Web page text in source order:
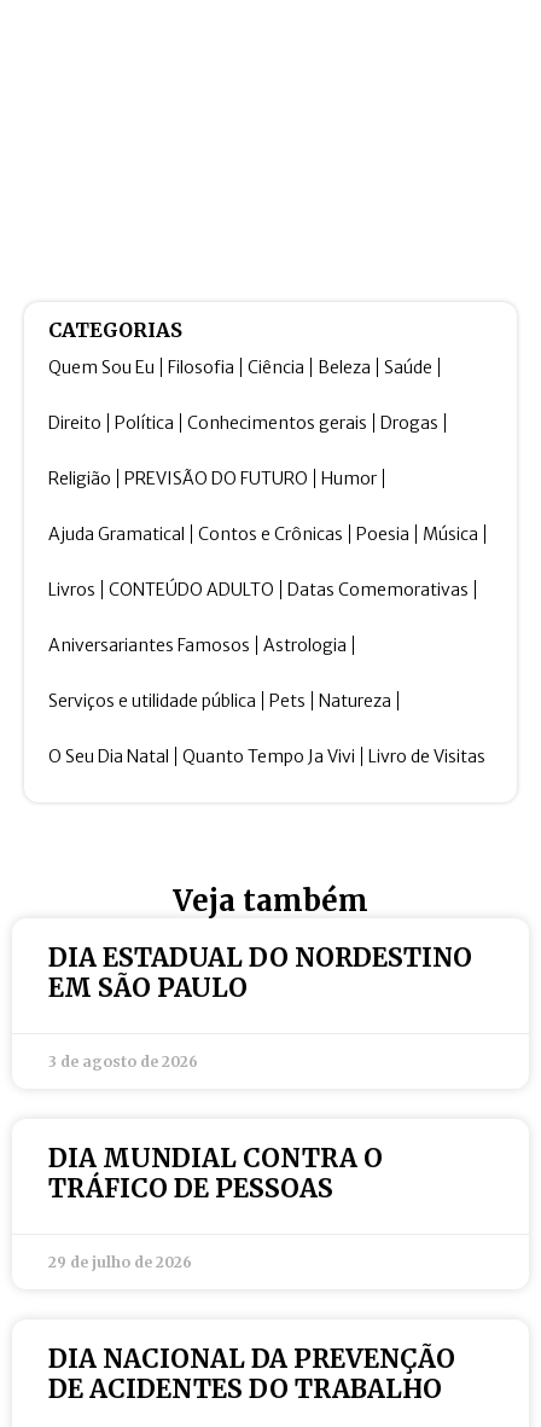
CATEGORIAS
Quem Sou Eu Filosofia Ciência Beleza Saúde
Direito Política Conhecimentos gerais Drogas
Religião PREVISÃO DO FUTURO Humor
Ajuda Gramatical Contos e Crônicas Poesia Música
Livros CONTEÚDO ADULTO Datas Comemorativas
Aniversariantes Famosos Astrologia
Serviços e utilidade pública Pets Natureza
O Seu Dia Natal Quanto Tempo Ja Vivi Livro de Visitas
Veja também
DIA ESTADUAL DO NORDESTINO
EM SÃO PAULO
3 de agosto de 2026
DIA MUNDIAL CONTRA O
TRÁFICO DE PESSOAS
29 de julho de 2026
DIA NACIONAL DA PREVENÇÃO
DE ACIDENTES DO TRABALHO